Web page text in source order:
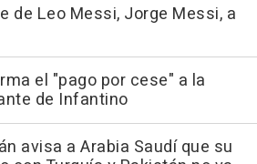
de Leo Messi, Jorge Messi, a
el "pago por cese" a la
de Infantino
avisa a Arabia Saudí que su